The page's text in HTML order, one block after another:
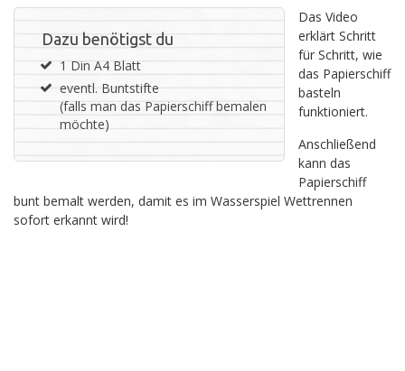
Dazu benötigst du
1 Din A4 Blatt
eventl. Buntstifte
(falls man das Papierschiff bemalen
möchte)
Das Video
erklärt Schritt
für Schritt, wie
das Papierschiff
basteln
funktioniert.
Anschließend
kann das
Papierschiff
bunt bemalt werden, damit es im Wasserspiel Wettrennen
sofort erkannt wird!